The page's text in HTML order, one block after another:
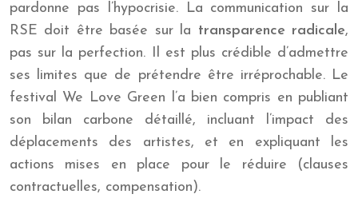
pardonne pas l’hypocrisie. La communication sur la
RSE doit être basée sur la transparence radicale,
pas sur la perfection. Il est plus crédible d’admettre
ses limites que de prétendre être irréprochable. Le
festival We Love Green l’a bien compris en publiant
son bilan carbone détaillé, incluant l’impact des
déplacements des artistes, et en expliquant les
actions mises en place pour le réduire (clauses
contractuelles, compensation).